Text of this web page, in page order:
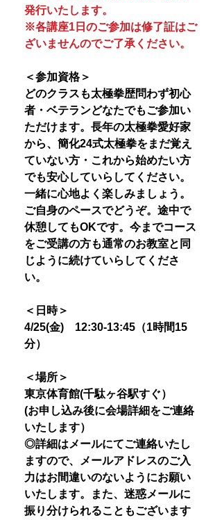
発行いたします。
※各講座1日のご参加は修了証はご
ざいませんのでご了承ください。
＜参加資格＞
どのクラスも太極拳歴問わず初心
者・ベテランどなたでもご参加い
ただけます。長年の太極拳愛好家
から、簡化24式太極拳をまだ覚え
ていない方・これから始めたい方
でも安心していらしてください。
一緒に心地よく楽しみましょう。
ご自身のペースでどうぞ。途中で
休憩してもOKです。今までコース
をご受講の方も通常のお教室と同
じように続けていらしてくださ
い。
＜日時＞
4/25(金) 12:30-13:45（1時間15
分）
＜場所＞
東京体育館(千駄ヶ谷駅すぐ）
(お申し込み後に会場詳細をご連絡
いたします）
◎詳細はメールにてご連絡いたし
ますので、メールアドレスのご入
力はお間違いのないようにお願い
いたします。また、迷惑メールに
振り分けられることもございます